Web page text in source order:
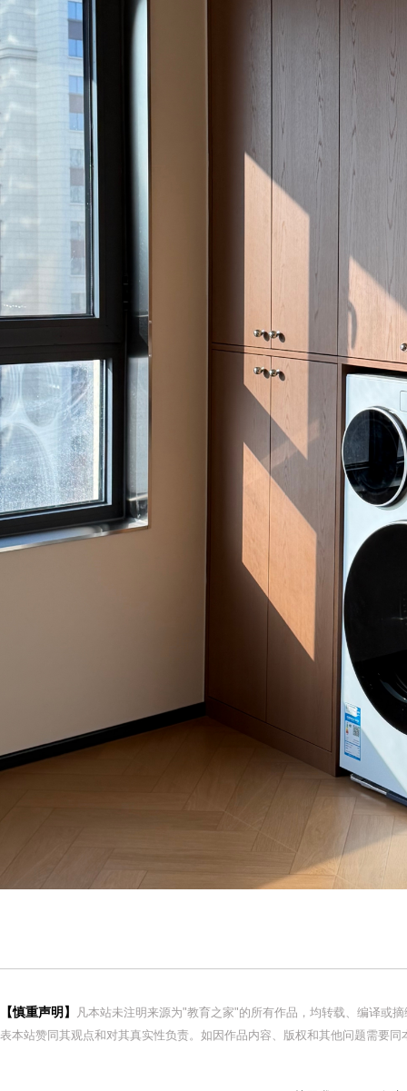
【慎重声明】
凡本站未注明来源为"教育之家"的所有作品，均转载、编译或
表本站赞同其观点和对其真实性负责。如因作品内容、版权和其他问题需要